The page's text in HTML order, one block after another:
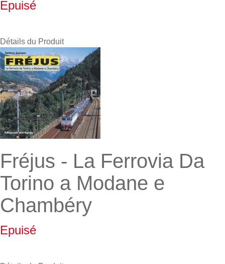
Epuisé
Détails du Produit
Fréjus - La Ferrovia Da
Torino a Modane e
Chambéry
Epuisé